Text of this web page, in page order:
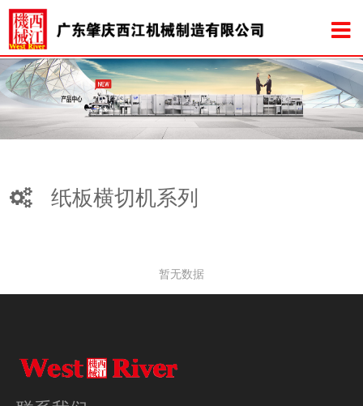
纸板横切机系列
暂无数据